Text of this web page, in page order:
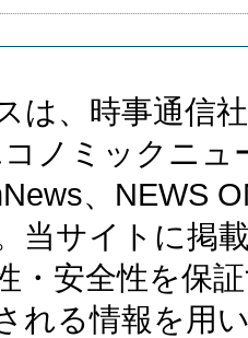
は、時事通信
ノミックニ
、NEWS
当サイトに掲
・安全性を保
れる情報を用